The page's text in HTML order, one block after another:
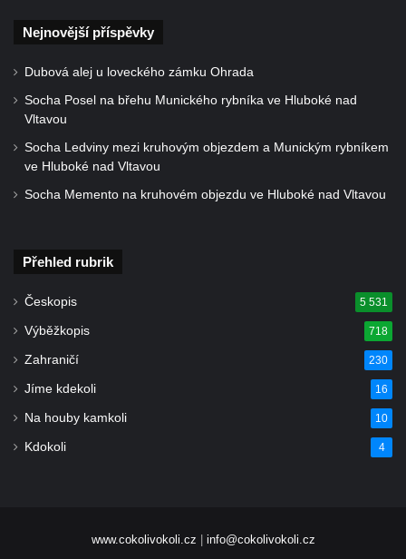
Budova bývalého německého gymnázia v
Duchcově
Budova gymnázia v Masarykově ulici v
Duchcově
severozápadní Čechy v Bezručově ulici v
Svobody v Hrádku nad Nisou
Budova banky na náměstí Osvoboditelů v
Hradci Králové
Bývalý palác Občanské záložny v ulici V
Budova muzea v Hradci Králové
Nejnovější příspěvky
Dubová alej u loveckého zámku Ohrada
Socha Posel na břehu Munického rybníka ve Hluboké nad
Vltavou
Socha Ledviny mezi kruhovým objezdem a Munickým rybníkem
ve Hluboké nad Vltavou
Socha Memento na kruhovém objezdu ve Hluboké nad Vltavou
Přehled rubrik
Českopis 5 531
Výběžkopis 718
Zahraničí 230
Jíme kdekoli 16
Na houby kamkoli 10
Kdokoli 4
www.cokolivokoli.cz info@cokolivokoli.cz